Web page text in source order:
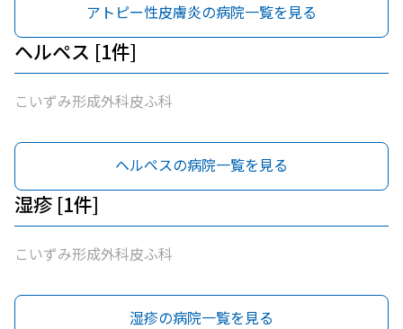
アトピー性皮膚炎の病院一覧を見る
ヘルペス [1件]
こいずみ形成外科皮ふ科
ヘルペスの病院一覧を見る
湿疹 [1件]
こいずみ形成外科皮ふ科
湿疹の病院一覧を見る